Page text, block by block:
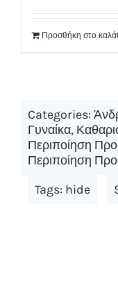
Προσθήκη στο
Categories:
Γυναίκα,
Περιποίηση
Περιποίηση
Tags: hide